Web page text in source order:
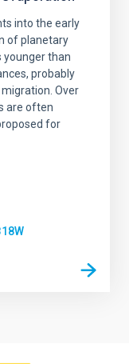
into the early
of planetary
than
probably
Over
are often
for